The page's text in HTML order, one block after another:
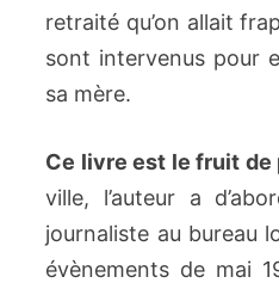
retraité qu’on allait
sont intervenus pour
sa mère.
Ce livre est le fruit de
ville, l’auteur a
journaliste au bureau
évènements de mai